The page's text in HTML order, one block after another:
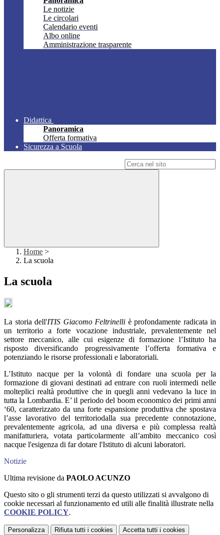
Le notizie
Le circolari
Calendario eventi
Albo online
Amministrazione trasparente
Didattica
Panoramica
Offerta formativa
Sicurezza a Scuola
Home >
La scuola
La scuola
La storia dell'ITIS Giacomo Feltrinelli è profondamente radicata in
un territorio a forte vocazione industriale, prevalentemente nel
settore meccanico, alle cui esigenze di formazione l’Istituto ha
risposto diversificando progressivamente l’offerta formativa e
potenziando le risorse professionali e laboratoriali.
L’Istituto nacque per la volontà di fondare una scuola per la
formazione di giovani destinati ad entrare con ruoli intermedi nelle
molteplici realtà produttive che in quegli anni vedevano la luce in
tutta la Lombardia. E’ il periodo del boom economico dei primi anni
‘60, caratterizzato da una forte espansione produttiva che spostava
l’asse lavorativo del territoriodalla sua precedente connotazione,
prevalentemente agricola, ad una diversa e più complessa realtà
manifatturiera, votata particolarmente all’ambito meccanico così
nacque l'esigenza di far dotare l'Istituto di alcuni laboratori.
Notizie
Ultima revisione da PAOLO ACUNZO
Questo sito o gli strumenti terzi da questo utilizzati si avvalgono di
cookie necessari al funzionamento ed utili alle finalità illustrate nella
COOKIE POLICY.
Personalizza Rifiuta tutti i cookies Accetta tutti i cookies